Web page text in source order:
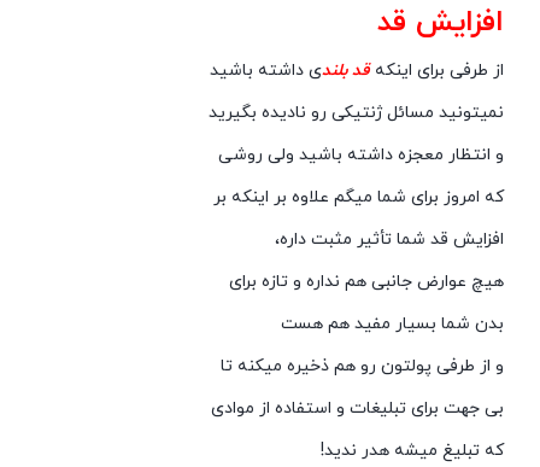
افزایش قد
از طرفی برای اینکهقد بلندی داشته باشید
نمیتونید مسائل ژنتیکی رو نادیده بگیرید
و انتظار معجزه داشته باشید ولی روشی
که امروز برای شما میگم علاوه بر اینکه بر
افزایش قد شما تأثیر مثبت داره،
هیچ عوارض جانبی هم نداره و تازه برای
بدن شما بسیار مفید هم هست
و از طرفی پولتون رو هم ذخیره میکنه تا
بی جهت برای تبلیغات و استفاده از موادی
که تبلیغ میشه هدر ندید!